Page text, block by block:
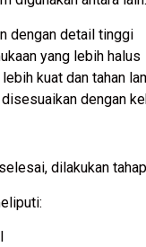
dengan detail tinggi
yang lebih halus
kuat dan tahan
dengan
dilakukan